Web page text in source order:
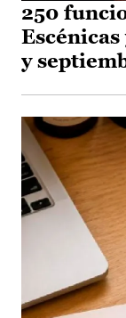
250
y